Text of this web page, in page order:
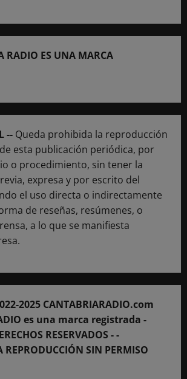
RADIO ES UNA MARCA
-- Queda prohibida la reproducción
esta publicación periódica, por
o procedimiento, sin tener la
expresa y por escrito del
el uso directa o indirectamente
de reseñas, resúmenes, o
a lo que se manifiesta
2025 CANTABRIARADIO.com
es una marca registrada -
RESERVADOS - -
REPRODUCCIÓN SIN PERMISO